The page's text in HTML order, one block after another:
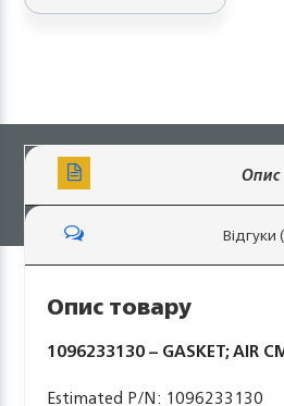
Опис
Відгуки
Опис товару
1096233130 – GASKET; AIR
Estimated P/N: 1096233130